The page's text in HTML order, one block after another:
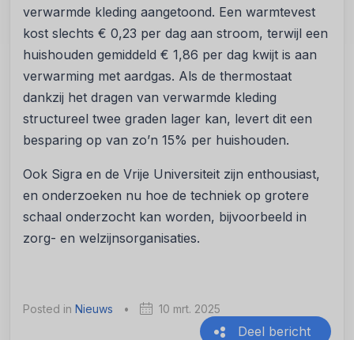
verwarmde kleding aangetoond. Een warmtevest
kost slechts € 0,23 per dag aan stroom, terwijl een
huishouden gemiddeld € 1,86 per dag kwijt is aan
verwarming met aardgas. Als de thermostaat
dankzij het dragen van verwarmde kleding
structureel twee graden lager kan, levert dit een
besparing op van zo’n 15% per huishouden.
Ook Sigra en de Vrije Universiteit zijn enthousiast,
en onderzoeken nu hoe de techniek op grotere
schaal onderzocht kan worden, bijvoorbeeld in
zorg- en welzijnsorganisaties.
Posted in Nieuws • 10 mrt. 2025
Deel bericht